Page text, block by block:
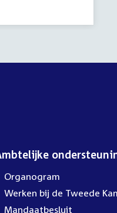
Organogram
Werken bij de Tweede
Mandaatbesluit